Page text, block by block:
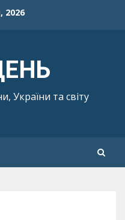
2026
України та світу